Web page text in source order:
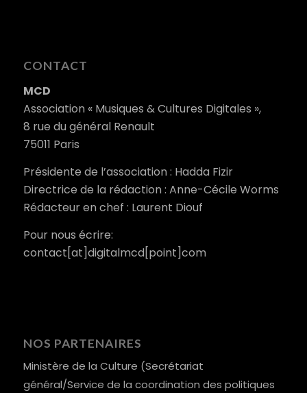
CONTACT
MCD
Association « Musiques & Cultures Digitales »,
8 rue du général Renault
75011 Paris
Présidente de l’association : Hadda Fizir
Directrice de la rédaction : Anne-Cécile Worms
Rédacteur en chef : Laurent Diouf
Pour nous écrire:
contact[at]digitalmcd[point]com
NOS PARTENAIRES
Ministère de la Culture (Secrétariat
général/Service de la coordination des politiques